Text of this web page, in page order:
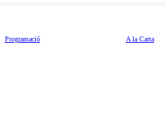
Programació A la Carta